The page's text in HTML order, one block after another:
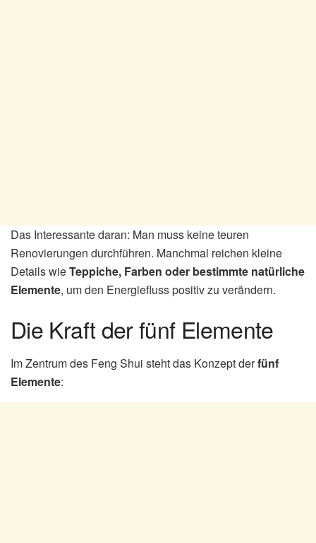
Das Interessante daran: Man muss keine teuren
Renovierungen durchführen. Manchmal reichen kleine
Details wieTeppiche, Farben oder bestimmte natürliche
Elemente, um den Energiefluss positiv zu verändern.
Die Kraft der fünf Elemente
Im Zentrum des Feng Shui steht das Konzept derfünf
Elemente: